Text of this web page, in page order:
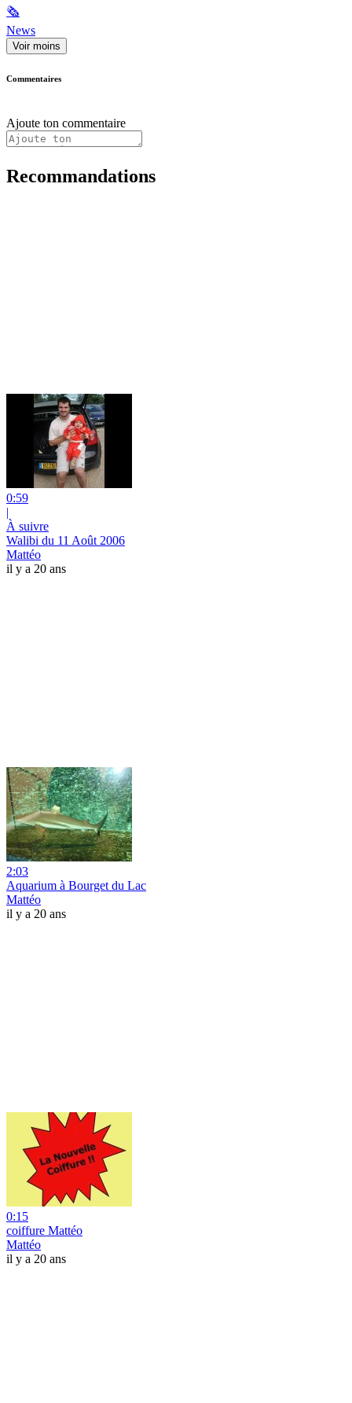
🗞
News
Voir moins
Commentaires
Ajoute ton commentaire
Recommandations
0:59
|
À suivre
Walibi du 11 Août 2006
Mattéo
il y a 20 ans
2:03
Aquarium à Bourget du Lac
Mattéo
il y a 20 ans
0:15
coiffure Mattéo
Mattéo
il y a 20 ans